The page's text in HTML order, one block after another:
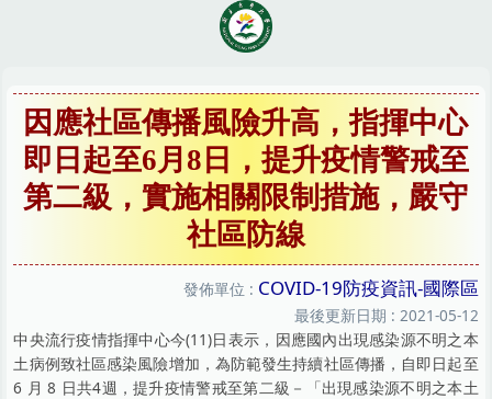
要
因應社區傳播風險升高，指揮中心
即日起至6月8日，提升疫情警戒至
第二級，實施相關限制措施，嚴守
社區防線
發佈單位 : COVID-19防疫資訊-國際區
最後更新日期 : 2021-05-12
中央流行疫情指揮中心今(11)日表示，因應國內出現感染源不明之本
土病例致社區感染風險增加，為防範發生持續社區傳播，自即日起至
6 月 8 日共4週，提升疫情警戒至第二級－「出現感染源不明之本土